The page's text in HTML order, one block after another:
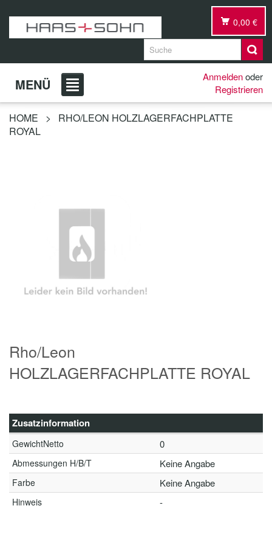
0,00 €
MENÜ Anmeldenoder
Registrieren
HOME >
RHO/LEON HOLZLAGERFACHPLATTE
ROYAL
Rho/Leon
HOLZLAGERFACHPLATTE ROYAL
Zusatzinformation
GewichtNetto 0
Abmessungen H/B/T Keine Angabe
Farbe Keine Angabe
Hinweis -